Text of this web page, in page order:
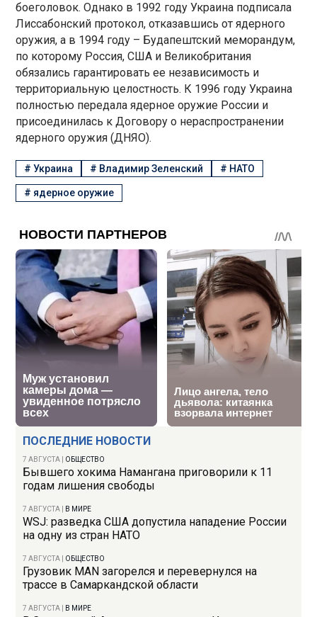
ПОСЛЕДНИЕ НОВОСТИ
7 АВГУСТА ОБЩЕСТВО
Бывшего хокима Намангана приговорили к 11
годам лишения свободы
7 АВГУСТА В МИРЕ
WSJ: разведка США допустила нападение России
на одну из стран НАТО
7 АВГУСТА ОБЩЕСТВО
Грузовик MAN загорелся и перевернулся на
трассе в Самаркандской области
7 АВГУСТА В МИРЕ
боеголовок. Однако в 1992 году Украина подписала
Лиссабонский протокол, отказавшись от ядерного
оружия, а в 1994 году – Будапештский меморандум,
по которому Россия, США и Великобритания
обязались гарантировать ее независимость и
территориальную целостность. К 1996 году Украина
полностью передала ядерное оружие России и
присоединилась к Договору о нераспространении
ядерного оружия (ДНЯО).
#Украина # Владимир Зеленский # НАТО
# ядерное оружие